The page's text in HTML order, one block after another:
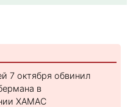
7 октября обвинил
в
ХАМАС